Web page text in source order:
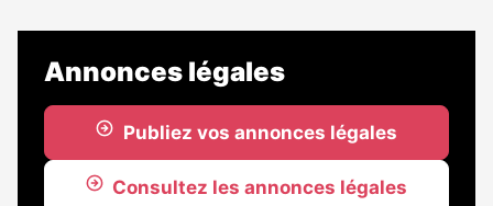
Annonces légales
Publiez vos annonces légales
Consultez les annonces légales